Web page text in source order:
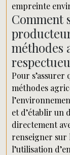
empreinte
Comment
méthodes
Pour
méthodes
et d’établir un
directement
renseigner sur
l’utilisation